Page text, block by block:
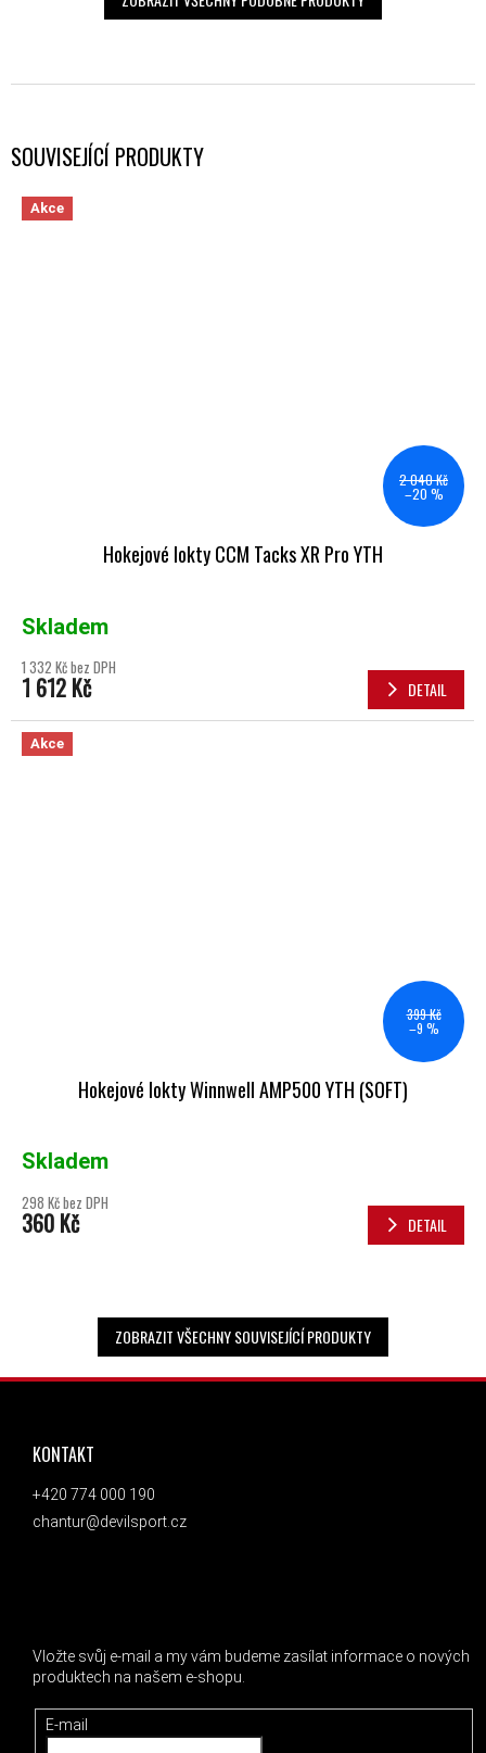
SOUVISEJÍCÍ PRODUKTY
Akce
2 040 Kč
–20 %
Hokejové lokty CCM Tacks XR Pro YTH
Skladem
1 332 Kč bez DPH
1 612 Kč DETAIL
Akce
399 Kč
–9 %
Hokejové lokty Winnwell AMP500 YTH (SOFT)
Skladem
298 Kč bez DPH
360 Kč DETAIL
ZOBRAZIT VŠECHNY SOUVISEJÍCÍ PRODUKTY
ZÁPATÍ
KONTAKT
+420 774 000 190
chantur@devilsport.cz
Vložte svůj e-mail a my vám budeme zasílat informace o nových
produktech na našem e-shopu.
E-mail